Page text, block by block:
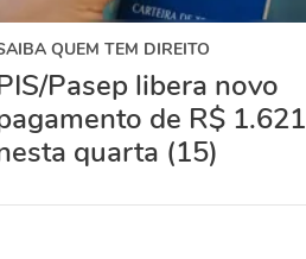
QUEM TEM DIREITO
Pasep libera novo
de R$ 1.621
quarta (15)